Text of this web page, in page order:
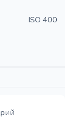
ISO 400